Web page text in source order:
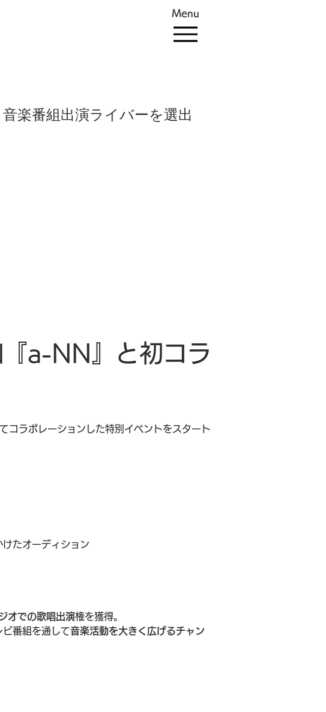
Menu
楽番組出演ライバーを選出
a-NN』と初コラ
コラボレーションした特別イベントをスタート
けたオーディション
オでの歌唱出演権を獲得。
番組を通して音楽活動を大きく広げるチャン